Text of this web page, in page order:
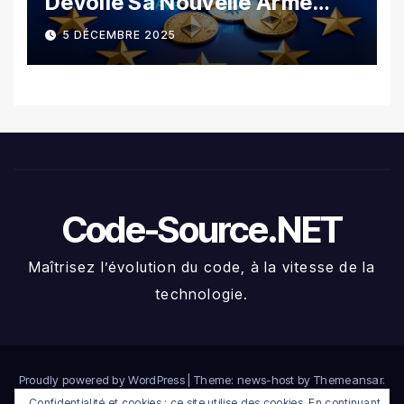
Contre La Fraude Fiscale
Crypto
5 DÉCEMBRE 2025
Code-Source.NET
Maîtrisez l’évolution du code, à la vitesse de la
technologie.
Proudly powered by WordPress Theme: news-host by Themeansar.